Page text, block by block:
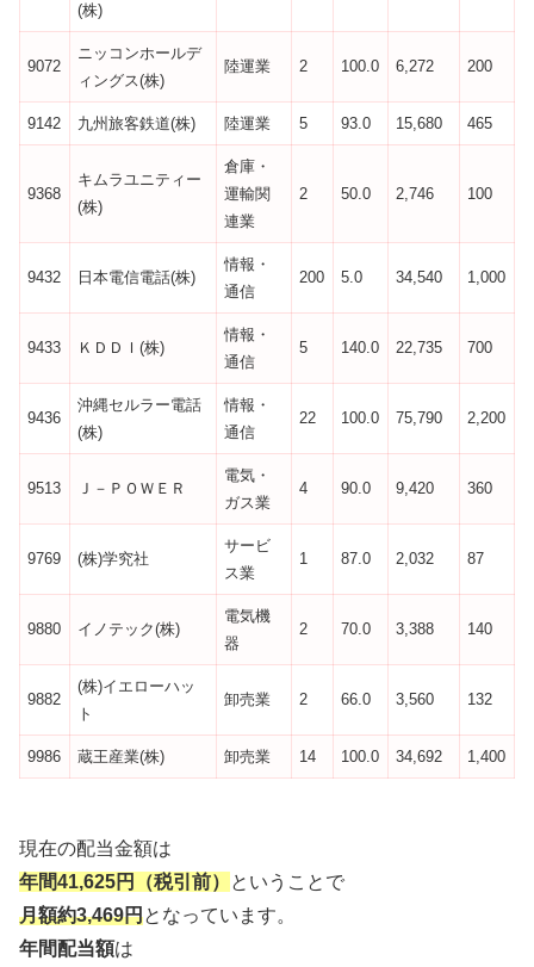
(株)
9072
ニッコンホールデ
ィングス(株)
陸運業 2 100.0 6,272 200
9142 九州旅客鉄道(株) 陸運業 5 93.0 15,680 465
9368
キムラユニティー
(株)
倉庫・
運輸関
連業
2 50.0 2,746 100
9432 日本電信電話(株)
情報・
通信
200 5.0 34,540 1,000
9433 ＫＤＤＩ(株)
情報・
通信
5 140.0 22,735 700
9436
沖縄セルラー電話
(株)
情報・
通信
22 100.0 75,790 2,200
9513 Ｊ－ＰＯＷＥＲ
電気・
ガス業
4 90.0 9,420 360
9769 (株)学究社
サービ
ス業
1 87.0 2,032 87
9880 イノテック(株)
電気機
器
2 70.0 3,388 140
9882
(株)イエローハッ
ト
卸売業 2 66.0 3,560 132
9986 蔵王産業(株) 卸売業 14 100.0 34,692 1,400
現在の配当金額は
年間41,625円（税引前）
ということで
月額約3,469円となっています。
年間配当額は